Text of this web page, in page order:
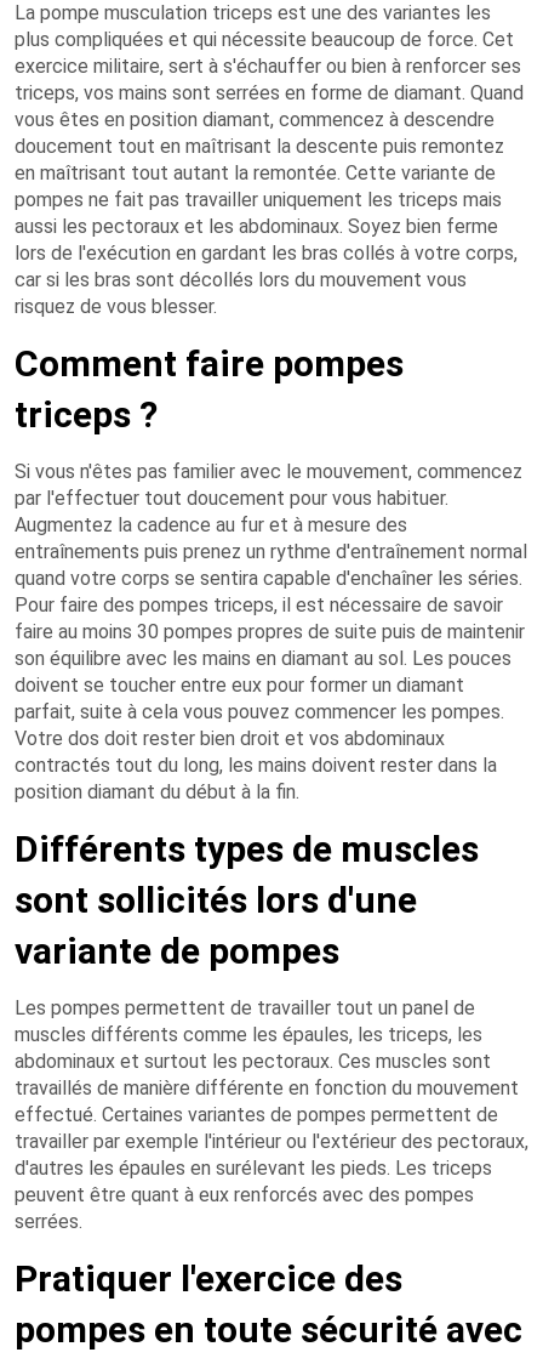
La pompe musculation triceps est une des variantes les
plus compliquées et qui nécessite beaucoup de force. Cet
exercice militaire, sert à s'échauffer ou bien à renforcer ses
triceps, vos mains sont serrées en forme de diamant. Quand
vous êtes en position diamant, commencez à descendre
doucement tout en maîtrisant la descente puis remontez
en maîtrisant tout autant la remontée. Cette variante de
pompes ne fait pas travailler uniquement les triceps mais
aussi les pectoraux et les abdominaux. Soyez bien ferme
lors de l'exécution en gardant les bras collés à votre corps,
car si les bras sont décollés lors du mouvement vous
risquez de vous blesser.
Comment faire pompes
triceps ?
Si vous n'êtes pas familier avec le mouvement, commencez
par l'effectuer tout doucement pour vous habituer.
Augmentez la cadence au fur et à mesure des
entraînements puis prenez un rythme d'entraînement normal
quand votre corps se sentira capable d'enchaîner les séries.
Pour faire des pompes triceps, il est nécessaire de savoir
faire au moins 30 pompes propres de suite puis de maintenir
son équilibre avec les mains en diamant au sol. Les pouces
doivent se toucher entre eux pour former un diamant
parfait, suite à cela vous pouvez commencer les pompes.
Votre dos doit rester bien droit et vos abdominaux
contractés tout du long, les mains doivent rester dans la
position diamant du début à la fin.
Différents types de muscles
sont sollicités lors d'une
variante de pompes
Les pompes permettent de travailler tout un panel de
muscles différents comme les épaules, les triceps, les
abdominaux et surtout les pectoraux. Ces muscles sont
travaillés de manière différente en fonction du mouvement
effectué. Certaines variantes de pompes permettent de
travailler par exemple l'intérieur ou l'extérieur des pectoraux,
d'autres les épaules en surélevant les pieds. Les triceps
peuvent être quant à eux renforcés avec des pompes
serrées.
Pratiquer l'exercice des
pompes en toute sécurité avec